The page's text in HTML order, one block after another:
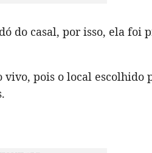
do casal, por isso, ela foi
pois o local escolhido